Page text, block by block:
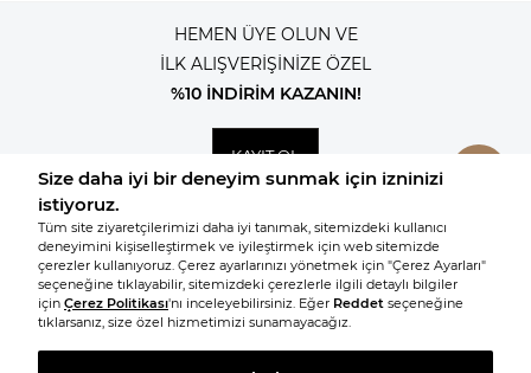
HEMEN ÜYE OLUN VE
İLK ALIŞVERİŞİNİZE ÖZEL
%10 İNDİRİM KAZANIN!
KAYIT OL